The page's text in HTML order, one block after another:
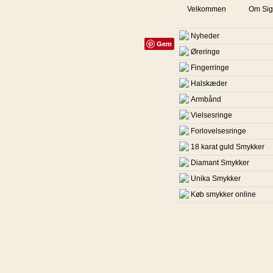
Velkommen Om
Nyheder
Øreringe
Fingerringe
Halskæder
Armbånd
Vielsesringe
Forlovelsesringe
18 karat guld Smykker
Diamant Smykker
Unika Smykker
Køb smykker online
Gem